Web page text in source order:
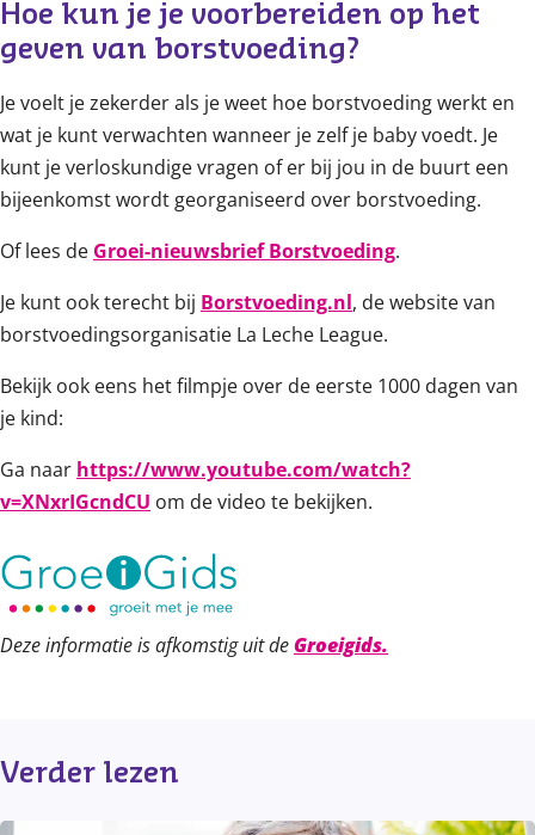
Hoe kun je je voorbereiden op het
geven van borstvoeding?
Je voelt je zekerder als je weet hoe borstvoeding werkt en
wat je kunt verwachten wanneer je zelf je baby voedt. Je
kunt je verloskundige vragen of er bij jou in de buurt een
bijeenkomst wordt georganiseerd over borstvoeding.
Of lees de Groei-nieuwsbrief Borstvoeding.
Je kunt ook terecht bij Borstvoeding.nl, de website van
borstvoedingsorganisatie La Leche League.
Bekijk ook eens het filmpje over de eerste 1000 dagen van
je kind:
Ga naar https://www.youtube.com/watch?
v=XNxrIGcndCU om de video te bekijken.
Deze informatie is afkomstig uit deGroeigids.
Verder lezen